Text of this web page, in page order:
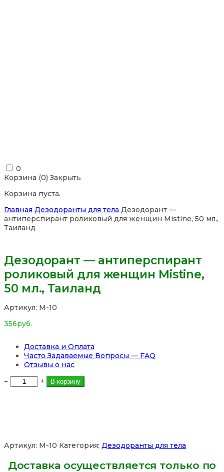
0
Корзина (0) Закрыть
Корзина пуста.
Главная Дезодоранты для тела Дезодорант —
антиперспирант роликовый для женщин Mistine, 50 мл.,
Таиланд
Дезодорант — антиперспирант
роликовый для женщин Mistine,
50 мл., Таиланд
Артикул: М-10
356руб.
Доставка и Оплата
Часто Задаваемые Вопросы — FAQ
Отзывы о нас
−
Количество
товара
женщин
Mistine,
50
+ В корзину
Артикул: М-10 Категория: Дезодоранты для тела
Доставка осуществляется только по